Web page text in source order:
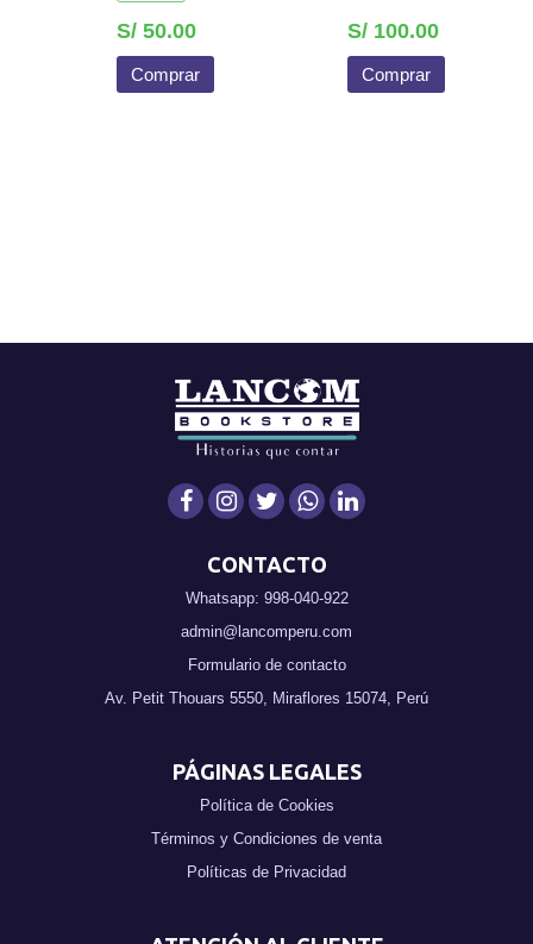
S/ 50.00
Comprar
S/ 100.00
Comprar
CONTACTO
Whatsapp: 998-040-922
admin@lancomperu.com
Formulario de contacto
Av. Petit Thouars 5550, Miraflores 15074, Perú
PÁGINAS LEGALES
Política de Cookies
Términos y Condiciones de venta
Políticas de Privacidad